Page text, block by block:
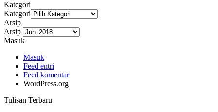
Kategori
Kategori
Arsip
Arsip
Masuk
Masuk
Feed entri
Feed komentar
WordPress.org
Tulisan Terbaru